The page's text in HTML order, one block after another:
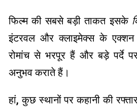
फिल्म की सबसे बड़ी ताकत इसके
इंटरवल और क्लाइमेक्स के
रोमांच से भरपूर हैं और बड़े पर्दे
अनुभव कराते हैं।
हां, कुछ स्थानों पर कहानी की